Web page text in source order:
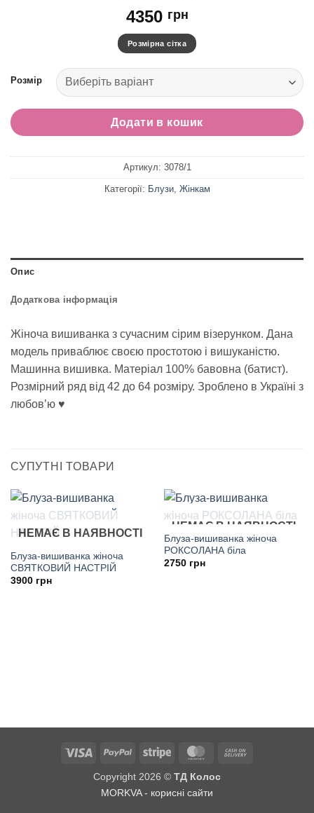
4350 грн
Розмірна сітка
Розмір
Додати в кошик
Артикул: 3078/1
Категорії: Блузи, Жінкам
Опис
Додаткова інформація
Жіноча вишиванка з сучасним сірим візерунком. Дана
модель приваблює своєю простотою і вишуканістю.
Машинна вишивка. Матеріал 100% бавовна (батист).
Розмірний ряд від 42 до 64 розміру. Зроблено в Україні з
любов’ю ♥
СУПУТНІ ТОВАРИ
НЕМАЄ В НАЯВНОСТІ
Блуза-вишиванка жіноча
СВЯТКОВИЙ НАСТРІЙ
3900 грн
НЕМАЄ В НАЯВНОСТІ
Блуза-вишиванка жіноча
РОКСОЛАНА біла
2750 грн
Visa PayPal Stripe MasterCard
Copyright 2026 © ТД Колос
MORKVA - корисні сайти